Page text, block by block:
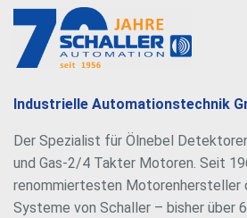
Industrielle Automationstechnik
Der Spezialist für Ölnebel
und Gas-2/4 Takter Motoren. Seit
renommiertesten Motorenhersteller
Systeme von Schaller – bisher über